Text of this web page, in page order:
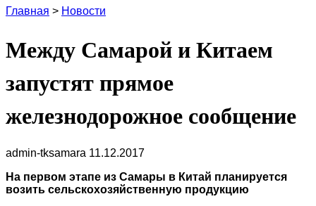
Главная > Новости
Между Самарой и Китаем
запустят прямое
железнодорожное сообщение
admin-tksamara 11.12.2017
На первом этапе из Самары в Китай планируется
возить сельскохозяйственную продукцию